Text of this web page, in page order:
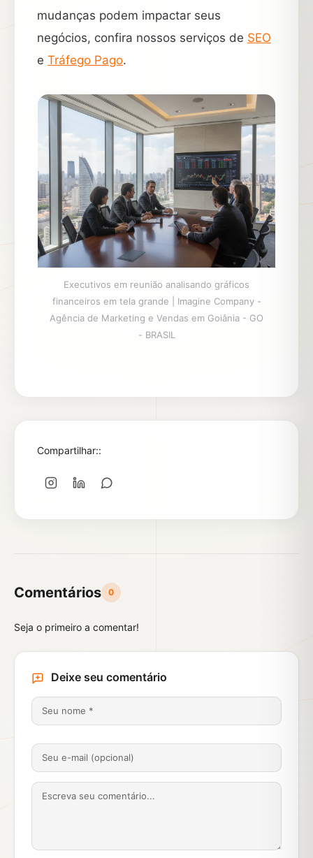
mudanças podem impactar seus
negócios, confira nossos serviços de SEO
e Tráfego Pago.
Executivos em reunião analisando gráficos
financeiros em tela grande | Imagine Company -
Agência de Marketing e Vendas em Goiânia - GO
- BRASIL
Compartilhar::
Comentários 0
Seja o primeiro a comentar!
Deixe seu comentário